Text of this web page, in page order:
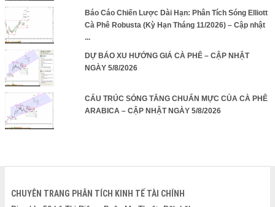
Báo Cáo Chiến Lược Dài Hạn: Phân Tích Sóng Elliott
Cà Phê Robusta (Kỳ Hạn Tháng 11/2026) – Cập nhật
...
DỰ BÁO XU HƯỚNG GIÁ CÀ PHÊ – CẬP NHẬT
NGÀY 5/8/2026
CẤU TRÚC SÓNG TĂNG CHUẨN MỰC CỦA CÀ PHÊ
ARABICA – CẬP NHẬT NGÀY 5/8/2026
CHUYÊN TRANG PHÂN TÍCH KINH TẾ TÀI CHÍNH